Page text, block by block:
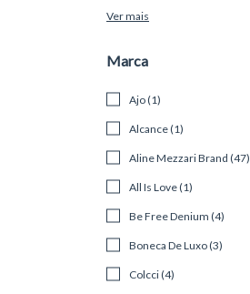
Ver mais
Marca
Ajo (1)
Alcance (1)
Aline Mezzari Brand (47)
All Is Love (1)
Be Free Denium (4)
Boneca De Luxo (3)
Colcci (4)